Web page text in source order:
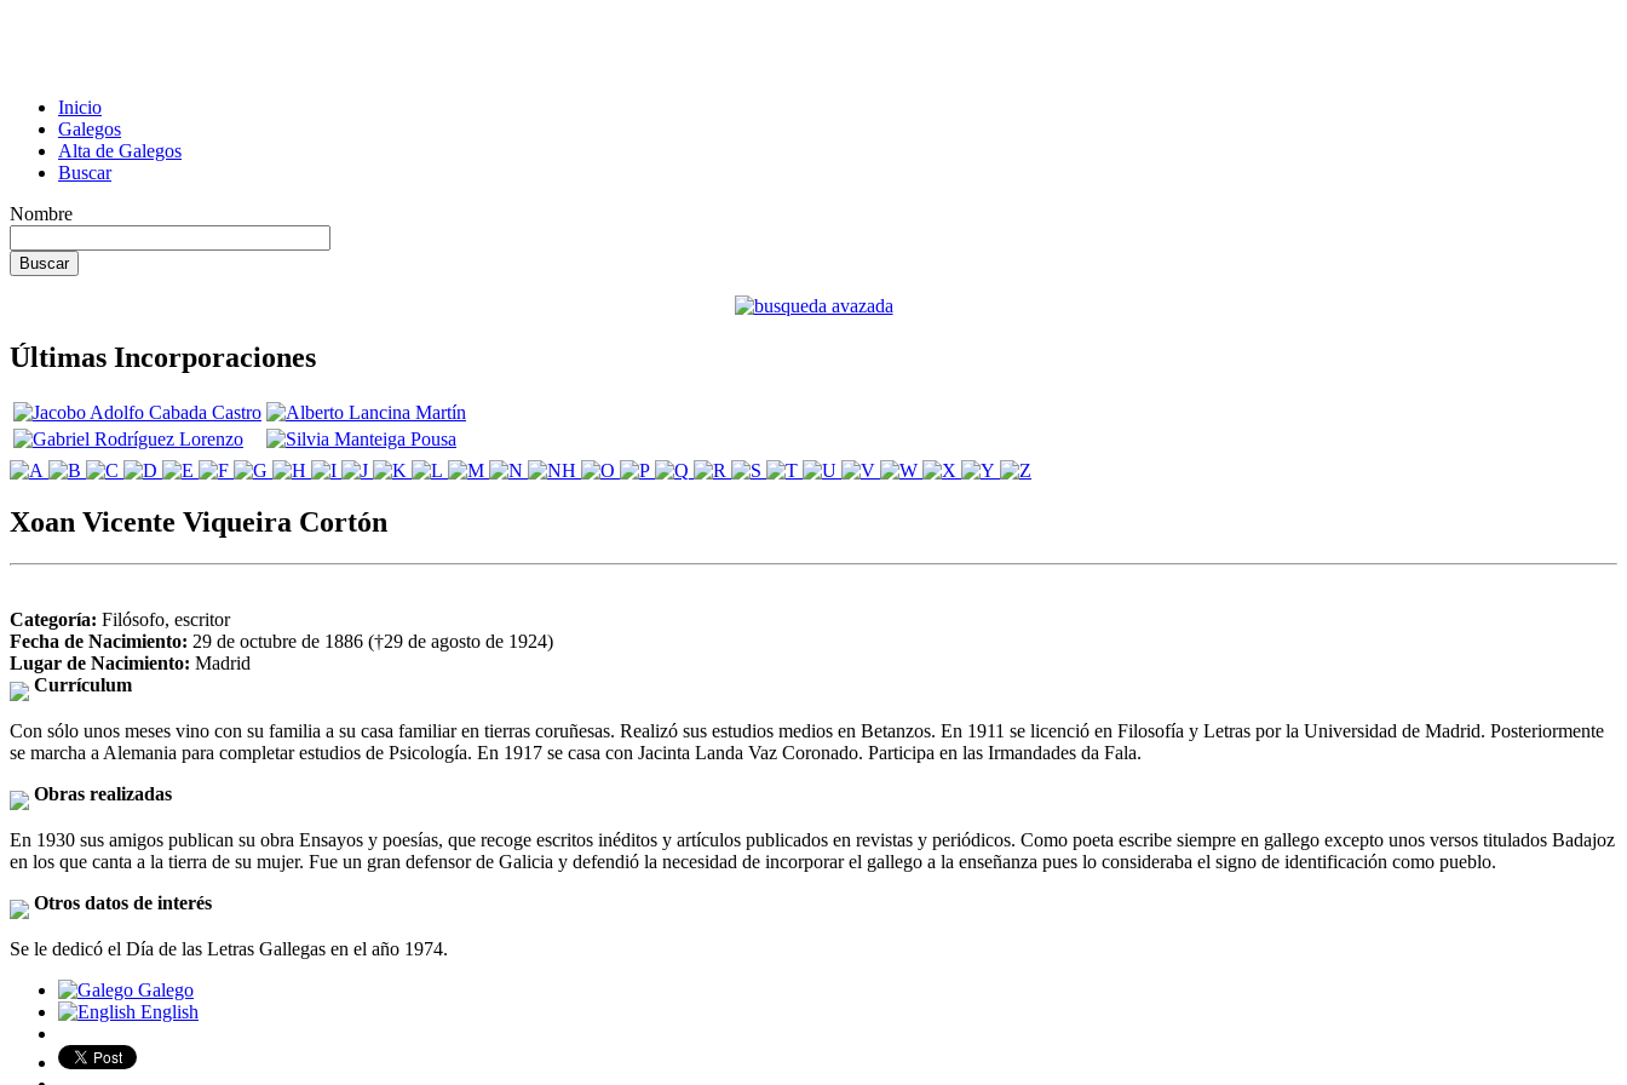
Inicio
Galegos
Alta de Galegos
Buscar
Nombre
Últimas Incorporaciones
Xoan Vicente Viqueira Cortón
Categoría: Filósofo, escritor
Fecha de Nacimiento: 29 de octubre de 1886 (†29 de agosto de 1924)
Lugar de Nacimiento: Madrid
Currículum
Con sólo unos meses vino con su familia a su casa familiar en tierras coruñesas. Realizó sus estudios medios en Betanzos. En 1911 se licenció en Filosofía y Letras por la Universidad de Madrid. Posteriormente
se marcha a Alemania para completar estudios de Psicología. En 1917 se casa con Jacinta Landa Vaz Coronado. Participa en las Irmandades da Fala.
Obras realizadas
En 1930 sus amigos publican su obra Ensayos y poesías, que recoge escritos inéditos y artículos publicados en revistas y periódicos. Como poeta escribe siempre en gallego excepto unos versos titulados Badajoz
en los que canta a la tierra de su mujer. Fue un gran defensor de Galicia y defendió la necesidad de incorporar el gallego a la enseñanza pues lo consideraba el signo de identificación como pueblo.
Otros datos de interés
Se le dedicó el Día de las Letras Gallegas en el año 1974.
Galego
English